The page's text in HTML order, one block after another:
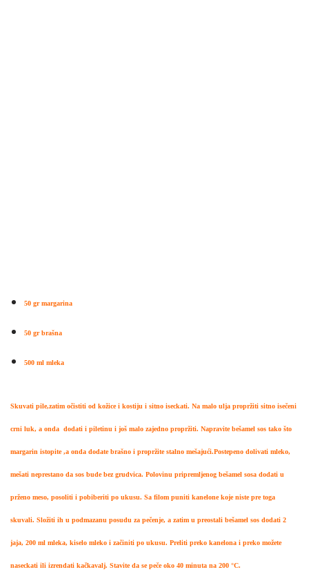
50 gr margarina
50 gr brašna
500 ml mleka
Skuvati pile,zatim očistiti od kožice i kostiju i sitno iseckati. Na malo ulja propržiti sitno isečeni
crni luk, a onda dodati i piletinu i još malo zajedno propržiti. Napravite bešamel sos tako što
margarin istopite ,a onda dodate brašno i propržite stalno mešajući.Postepeno dolivati mleko,
mešati neprestano da sos bude bez grudvica. Polovinu pripremljenog bešamel sosa dodati u
prženo meso, posoliti i pobiberiti po ukusu. Sa filom puniti kanelone koje niste pre toga
skuvali. Složiti ih u podmazanu posudu za pečenje, a zatim u preostali bešamel sos dodati 2
jaja, 200 ml mleka, kiselo mleko i začiniti po ukusu. Preliti preko kanelona i preko možete
naseckati ili izrendati kačkavalj. Stavite da se peče oko 40 minuta na 200 °C.